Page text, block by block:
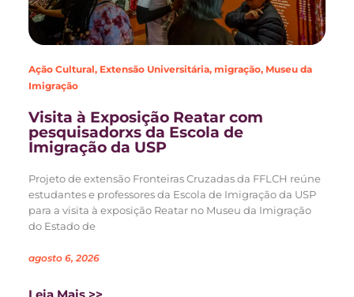
Ação Cultural, Extensão Universitária,migração, Museu da
Imigração
Visita à Exposição Reatar com
pesquisadorxs da Escola de
Imigração da USP
Projeto de extensão Fronteiras Cruzadas da FFLCH reúne
estudantes e professores da Escola de Imigração da USP
para a visita à exposição Reatar no Museu da Imigração
do Estado de
agosto 6, 2026